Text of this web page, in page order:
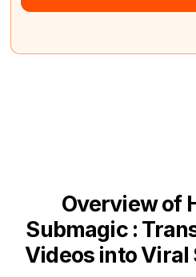
Overview of
Submagic :
Videos into Viral